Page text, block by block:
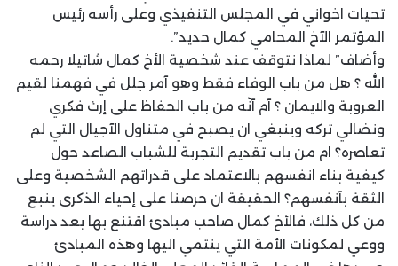
تحيات اخواني في المجلس التنفيذي وعلى رأسه رئيس
المؤتمر الآخ المحامي كمال حديد”.
وأضاف” لماذا نتوقف عند شخصية الأخ كمال شاتيلا رحمه
الله ؟ هل من باب الوفاء فقط وهو آمر جلل في فهمنا لقيم
العروبة والايمان ؟ آم آنّه من باب الحفاظ على إرث فكري
ونضالي تركه وينبغي ان يصبح في متناول الآجيال التي لم
تعاصره؟ ام من باب تقديم التجربة للشباب الصاعد حول
كيفية بناء انفسهم بالاعتماد على قدراتهم الشخصية وعلى
الثقة بآنفسهم؟ الحقيقة ان حرصنا على إحياء الذكرى ينبع
من كل ذلك، فالأخ كمال صاحب مبادئ اقتنع بها بعد دراسة
ووعي لمكونات الأمة التي ينتمي اليها وهذه المبادئ